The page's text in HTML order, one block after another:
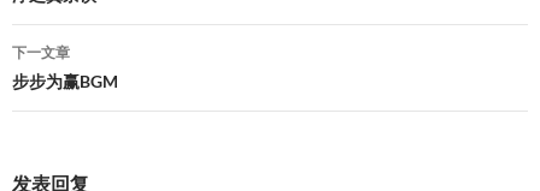
导
航
下一文章
步步为赢BGM
发表回复